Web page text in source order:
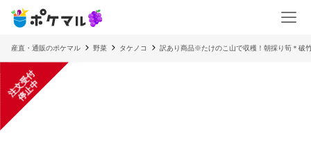
産直・通販のポケマル 野菜 タケノコ 訳あり商品※たけのこ山で収穫！朝採り筍＊破
注
文
受
付
停
止
中